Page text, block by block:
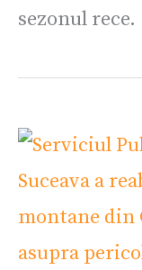
sezonul rece.